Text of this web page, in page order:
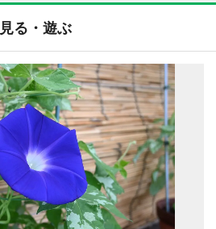
見る・遊ぶ